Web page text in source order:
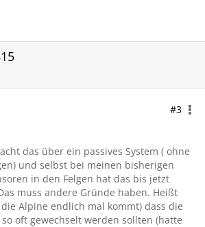
#3
das über ein passives System ( ohne
und selbst bei meinen bisherigen
in den Felgen hat das bis jetzt
muss andere Gründe haben. Heißt
Alpine endlich mal kommt) dass die
oft gewechselt werden sollten (hatte